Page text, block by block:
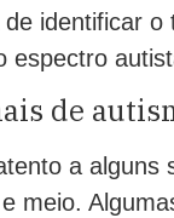
identificar
espectro
de
a alguns
meio.